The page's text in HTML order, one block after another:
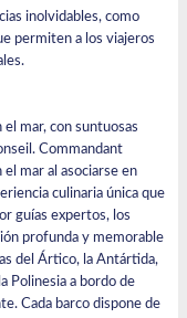
inolvidables, como
permiten a los viajeros
mar, con suntuosas
Commandant
mar al asociarse en
culinaria única que
guías expertos, los
profunda y memorable
del Ártico, la Antártida,
Polinesia a bordo de
Cada barco dispone de